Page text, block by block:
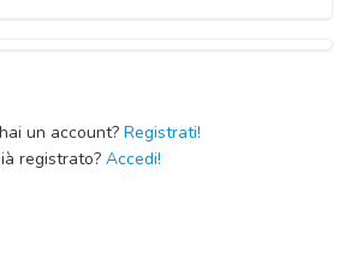
un account? Registrati!
registrato? Accedi!